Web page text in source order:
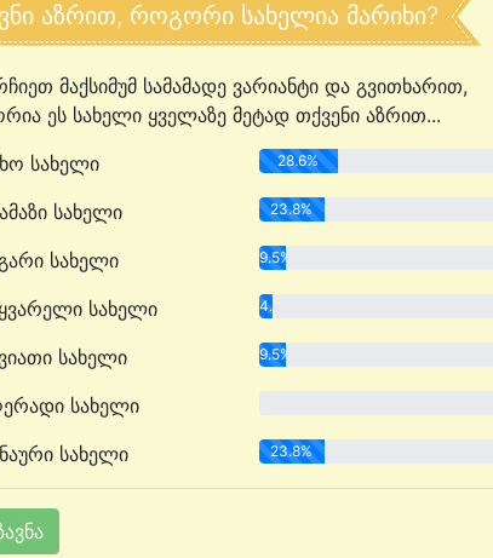
აზრით, როგორი სახელია მარიხი?
მაქსიმუმ სამამადე ვარიანტი და გვითხარით,
ეს სახელი ყველაზე მეტად თქვენი აზრით...
სახელი
28.6%
სახელი 23.8%
სახელი 9.5%
სახელი 4.8%
სახელი 9.5%
სახელი
სახელი 23.8%